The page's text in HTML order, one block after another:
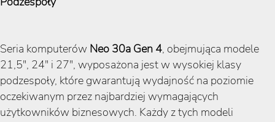
Seria komputerów Neo 30a Gen 4, obejmująca modele
21,5", 24" i 27", wyposażona jest w wysokiej klasy
podzespoły, które gwarantują wydajność na poziomie
oczekiwanym przez najbardziej wymagających
użytkowników biznesowych. Każdy z tych modeli